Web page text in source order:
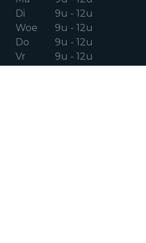
Di
9u - 12u
Woe
9u - 12u
Do
9u - 12u
Vr
9u - 12u